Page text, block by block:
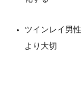
ツインレイ男
より大切